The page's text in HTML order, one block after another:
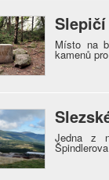
Místo na
kamenů
Jedna z